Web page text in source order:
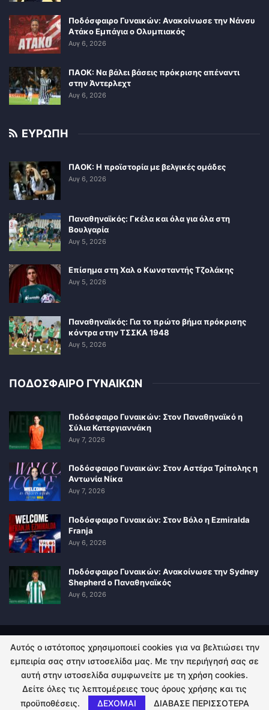
Ποδόσφαιρο Γυναικών: Ανακοίνωσε την Νάνσυ
Ατάκο Εμπάγια ο Ολυμπιακός
Αυγ 6, 2026
ΠΑΟΚ: Να βάλει βάσεις πρόκρισης απέναντι
στην Άντερλεχτ
Αυγ 6, 2026
ΕΥΡΩΠΗ
ΠΑΟΚ: Η προϊστορία με βελγικές ομάδες
Αυγ 6, 2026
Παναθηναϊκός: Γκέλα και όλα για όλα στη
Βουλγαρία
Αυγ 5, 2026
Επίσημα στη Χαλ ο Κωνσταντής Τζολάκης
Αυγ 5, 2026
Παναθηναϊκός: Για το πρώτο βήμα πρόκρισης
κόντρα στην ΤΣΣΚΑ 1948
Αυγ 5, 2026
ΠΟΔΟΣΦΑΙΡΟ ΓΥΝΑΙΚΩΝ
Ποδόσφαιρο Γυναικών: Στον Παναθηναϊκό η
Σύλια Κατεργιαννάκη
Αυγ 7, 2026
Ποδόσφαιρο Γυναικών: Στον Αστέρα Τρίπολης η
Αντωνία Νίκα
Αυγ 7, 2026
Ποδόσφαιρο Γυναικών: Στον Βόλο η Ezmiralda
Franja
Αυγ 6, 2026
Ποδόσφαιρο Γυναικών: Ανακοίνωσε την Sydney
Shepherd ο Παναθηναϊκός
Αυγ 6, 2026
ΠΟΛΙΤΙΚΗ ΑΠΟΡΡΗΤΟΥ ΕΠΙΚΟΙΝΩΝΙΑ
© 2026 - Kingsport.gr. All Rights Reserved.
Αυτός ο ιστότοπος χρησιμοποιεί cookies για να βελτιώσει την
εμπειρία σας στην ιστοσελίδα μας. Με την περιήγησή σας σε
αυτή στην ιστοσελίδα συμφωνείτε με τη χρήση cookies.
Δείτε όλες τις λεπτομέρειες τους όρους χρήσης και τις
προϋποθέσεις.
ΔΕΧΟΜΑΙ ΔΙΑΒΑΣΕ ΠΕΡΙΣΣΟΤΕΡΑ